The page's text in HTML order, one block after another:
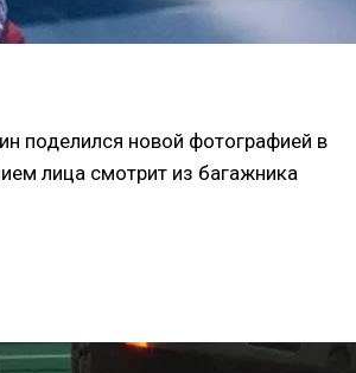
поделился новой фотографией в
лица смотрит из багажника